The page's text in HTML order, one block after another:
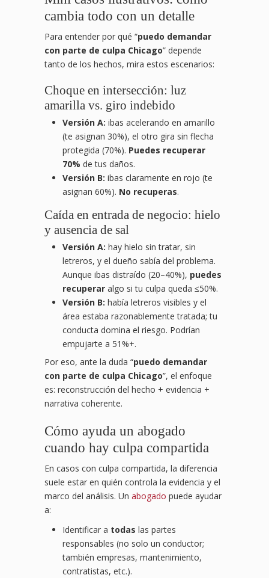
cambia todo con un detalle
Para entender por qué “puedo demandar
con parte de culpa Chicago” depende
tanto de los hechos, mira estos escenarios:
Choque en intersección: luz
amarilla vs. giro indebido
Versión A: ibas acelerando en amarillo
(te asignan 30%), el otro gira sin flecha
protegida (70%). Puedes recuperar
70% de tus daños.
Versión B: ibas claramente en rojo (te
asignan 60%). No recuperas.
Caída en entrada de negocio: hielo
y ausencia de sal
Versión A: hay hielo sin tratar, sin
letreros, y el dueño sabía del problema.
Aunque ibas distraído (20–40%), puedes
recuperar algo si tu culpa queda ≤50%.
Versión B: había letreros visibles y el
área estaba razonablemente tratada; tu
conducta domina el riesgo. Podrían
empujarte a 51%+.
Por eso, ante la duda “puedo demandar
con parte de culpa Chicago”, el enfoque
es: reconstrucción del hecho + evidencia +
narrativa coherente.
Cómo ayuda un abogado
cuando hay culpa compartida
En casos con culpa compartida, la diferencia
suele estar en quién controla la evidencia y el
marco del análisis. Un abogado puede ayudar
a:
Identificar a todas las partes
responsables (no solo un conductor;
también empresas, mantenimiento,
contratistas, etc.).